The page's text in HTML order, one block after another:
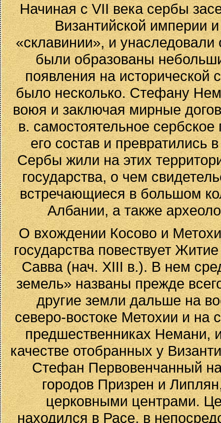
Начиная с VII века сербы
Византийской империи
«склавинии», и унаследовали
были образованы
появления на исторической
было несколько. Стефану
воюя и заключая мирные
в. самостоятельное
его состав и превратились
Сербы жили на этих
государства, о чем
встречающиеся в большом
Албании, а также
О вхождении Косово и
государства повествует
Савва (нач. XIII в.). В нем
земель» названы прежде
другие земли дальше на
северо-востоке Метохии и
предшественниках Немани,
качестве отобранных у
Стефан Первовенчанный
городов Призрен и
церковными центрами.
находился в Расе, в